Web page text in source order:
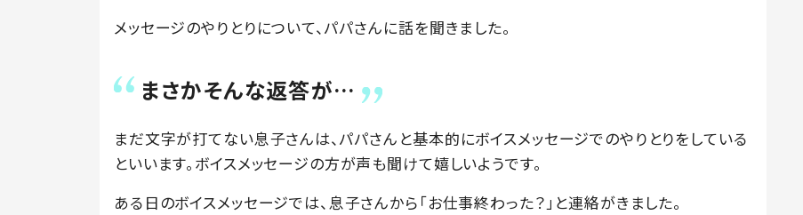
メッセージのやりとりについて、パパさんに話を聞きました。
まさかそんな返答が…
まだ文字が打てない息子さんは、パパさんと基本的にボイスメッセージでのやりとりをしている
といいます。ボイスメッセージの方が声も聞けて嬉しいようです。
ある日のボイスメッセージでは、息子さんから「お仕事終わった？」と連絡がきました。